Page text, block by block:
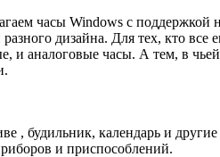
часы Windows с поддержкой
дизайна. Для тех, кто
и аналоговые часы. А тем, в
, будильник, календарь и
и приспособлений.